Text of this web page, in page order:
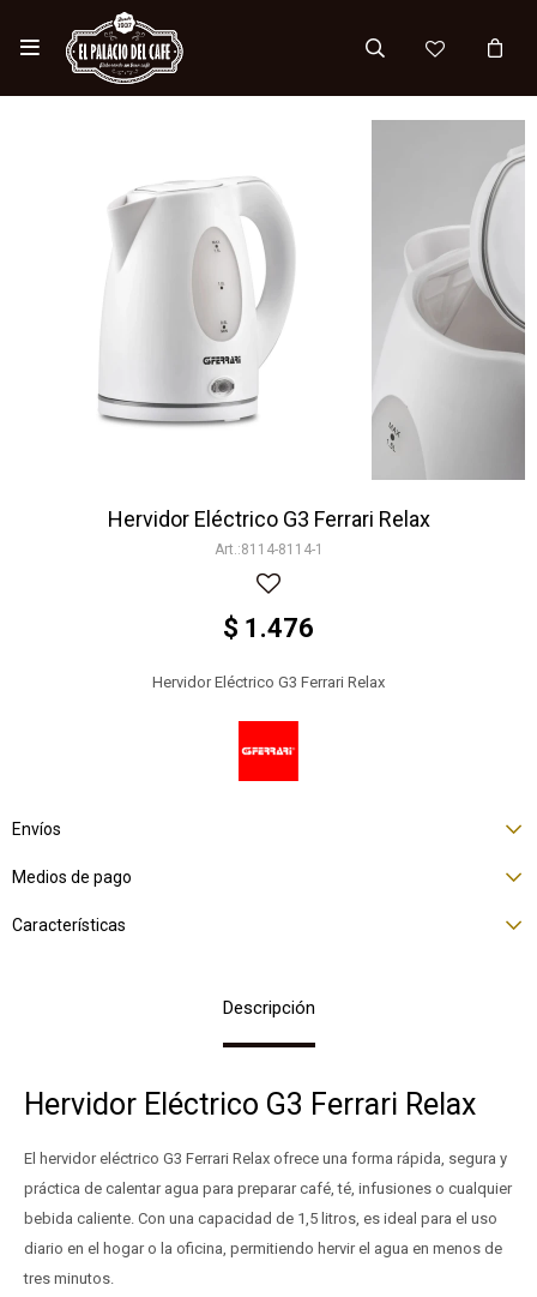

Hervidor Eléctrico G3 Ferrari Relax
8114-8114-1
$ 1.476
Hervidor Eléctrico G3 Ferrari Relax
Envíos
Medios de pago
Características
Descripción
Hervidor Eléctrico G3 Ferrari Relax
El hervidor eléctrico G3 Ferrari Relax ofrece una forma rápida, segura y
práctica de calentar agua para preparar café, té, infusiones o cualquier
bebida caliente. Con una capacidad de 1,5 litros, es ideal para el uso
diario en el hogar o la oficina, permitiendo hervir el agua en menos de
tres minutos.